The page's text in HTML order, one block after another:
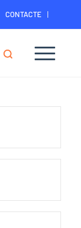
CONTACTE